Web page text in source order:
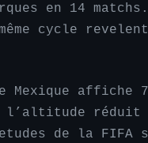
en 14
cycle
affiche
l’altitude réduit
de la FIFA